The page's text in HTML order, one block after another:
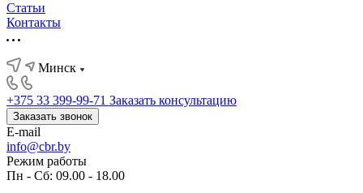
Статьи
Контакты
Минск
+375 33 399-99-71 Заказать консультацию
Заказать звонок
E-mail
info@cbr.by
Режим работы
Пн - Сб: 09.00 - 18.00